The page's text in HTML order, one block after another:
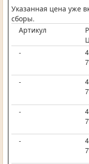
Указанная цена уже
сборы.
Артикул
-
-
-
-